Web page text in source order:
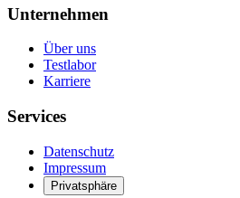
Unternehmen
Über uns
Testlabor
Karriere
Services
Datenschutz
Impressum
Privatsphäre